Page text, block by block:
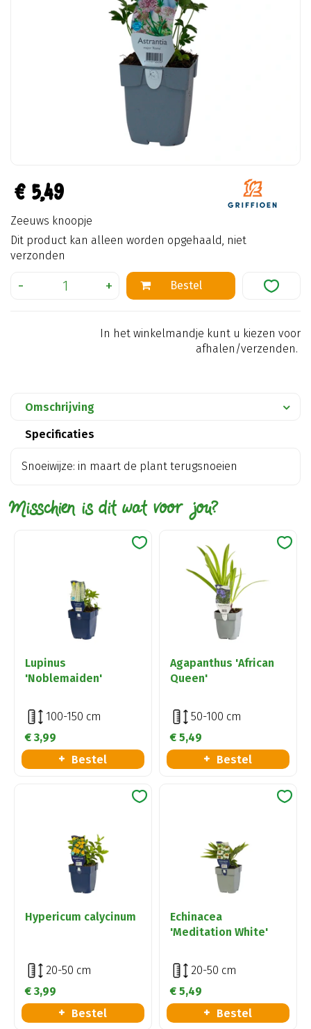
€ 5,49
Zeeuws knoopje
Dit product kan alleen worden opgehaald, niet
verzonden
In het winkelmandje kunt u kiezen voor
afhalen/verzenden.
Omschrijving
Specificaties
Snoeiwijze: in maart de plant terugsnoeien
Misschien is dit wat voor jou?
Lupinus
'Noblemaiden'
100-150 cm
€ 3,99
Bestel
Agapanthus 'African
Queen'
50-100 cm
€ 5,49
Bestel
Hypericum calycinum
20-50 cm
€ 3,99
Bestel
Echinacea
'Meditation White'
20-50 cm
€ 5,49
Bestel